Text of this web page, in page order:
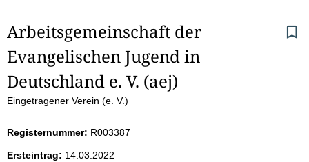
S
e
i
e
Arbeitsgemeinschaft der
Evangelischen Jugend in
Deutschland e. V. (aej)
Eingetragener Verein (e. V.)
Registernummer: R003387
Ersteintrag: 14.03.2022